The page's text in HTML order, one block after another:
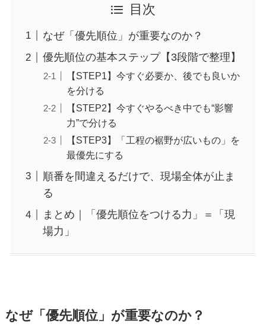
目次
なぜ「優先順位」が重要なのか？
優先順位の基本ステップ【3段階で整理】
【STEP1】今すぐ必要か、後でも良いか
を分ける
【STEP2】今すぐやるべき中でも“影響
力”で分ける
【STEP3】「工程の裾野が広いもの」を
最優先にする
順番を間違えるだけで、現場全体が止ま
る
まとめ｜「優先順位をつける力」＝「現
場力」
なぜ「優先順位」が重要なのか？